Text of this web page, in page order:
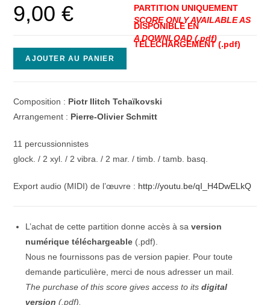
9,00€
quantité
de
[extrait
de
noisette]
AJOUTER AU PANIER
Composition : Piotr Ilitch Tchaïkovski
Arrangement : Pierre-Olivier Schmitt
11 percussionnistes
glock. / 2 xyl. / 2 vibra. / 2 mar. / timb. / tamb. basq.
Export audio (MIDI) de l’œuvre : http://youtu.be/qI_H4DwELkQ
L’achat de cette partition donne accès à saversion
numérique téléchargeable (.pdf).
Nous ne fournissons pas de version papier. Pour toute
demande particulière, merci de nous adresser un mail.
The purchase of this score gives access to itsdigital
version (.pdf).